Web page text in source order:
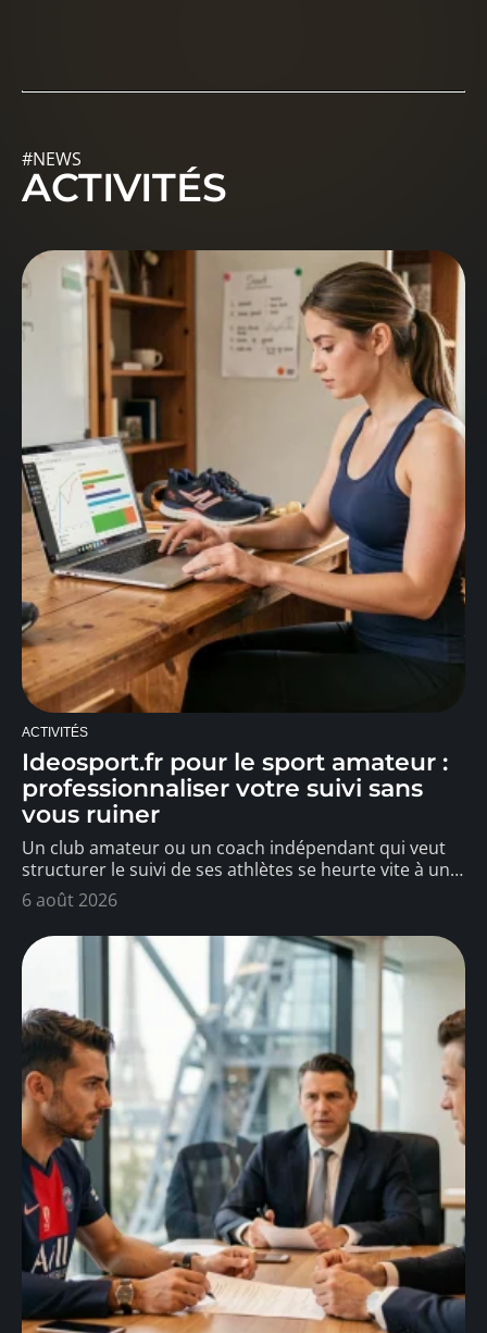
#NEWS
ACTIVITÉS
ACTIVITÉS
Ideosport.fr pour le sport amateur :
professionnaliser votre suivi sans
vous ruiner
Un club amateur ou un coach indépendant qui veut
structurer le suivi de ses athlètes se heurte vite à un…
6 août 2026